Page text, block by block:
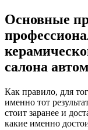
Основные
салона
Как правило, для
именно тот
стоит заранее и
какие именно